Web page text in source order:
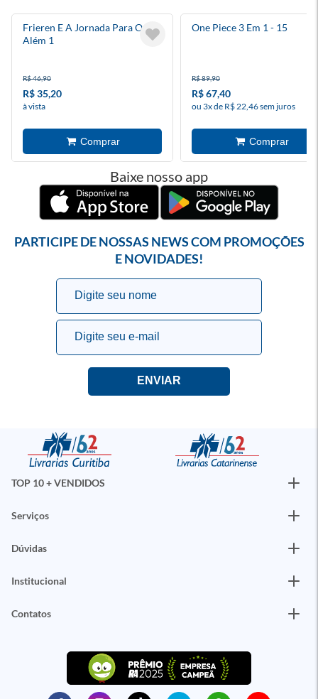
Frieren E A Jornada Para O
Além 1
R$ 46,90
R$ 35,20
à vista
One Piece 3 Em 1 - 15
R$ 89,90
R$ 67,40
ou 3x de R$ 22,46 sem juros
Baixe nosso app
PARTICIPE DE NOSSAS NEWS COM PROMOÇÕES
E NOVIDADES!
TOP 10 + VENDIDOS
Serviços
Dúvidas
Institucional
Contatos